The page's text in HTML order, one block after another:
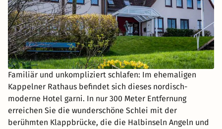
Familiär und unkompliziert schlafen: Im ehemaligen
Kappelner Rathaus befindet sich dieses nordisch-
moderne Hotel garni. In nur 300 Meter Entfernung
erreichen Sie die wunderschöne Schlei mit der
berühmten Klappbrücke, die die Halbinseln Angeln und